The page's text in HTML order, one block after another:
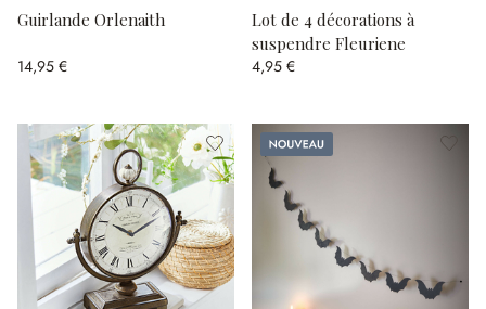
Guirlande Orlenaith
14,95 €
Lot de 4 décorations à
suspendre Fleuriene
4,95 €
Nouveau